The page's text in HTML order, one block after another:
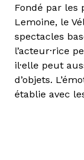
Fondé par les
Lemoine, le
spectacles
l’acteur·rice
il·elle peut
d’objets.
établie avec